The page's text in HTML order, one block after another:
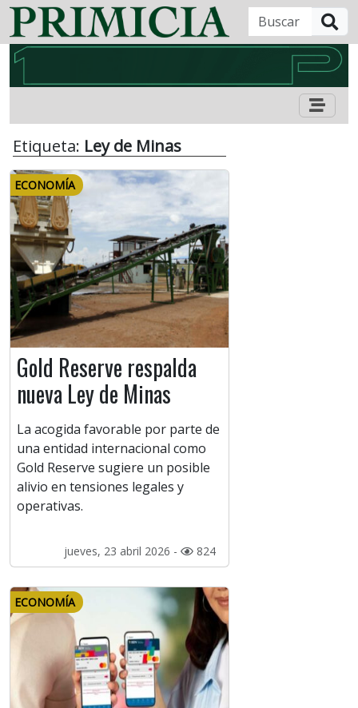
Etiqueta: Ley de Minas
ECONOMÍA
Gold Reserve respalda
nueva Ley de Minas
La acogida favorable por parte de
una entidad internacional como
Gold Reserve sugiere un posible
alivio en tensiones legales y
operativas.
jueves, 23 abril 2026 - 824
ECONOMÍA